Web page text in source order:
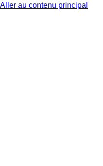
Aller au contenu principal